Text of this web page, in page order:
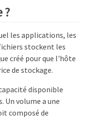
?
les applications, les
stockent les
créé pour que l'hôte
de stockage.
disponible
Un volume a une
composé de